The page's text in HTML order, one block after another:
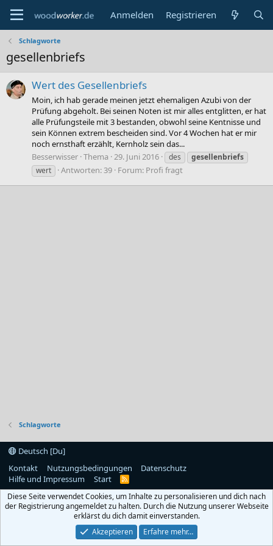
Anmelden Registrieren
Schlagworte
gesellenbriefs
Wert des Gesellenbriefs
Moin, ich hab gerade meinen jetzt ehemaligen Azubi von der
Prüfung abgeholt. Bei seinen Noten ist mir alles entglitten, er hat
alle Prüfungsteile mit 3 bestanden, obwohl seine Kentnisse und
sein Können extrem bescheiden sind. Vor 4 Wochen hat er mir
noch ernsthaft erzählt, Kernholz sein das...
Besserwisser Thema 29. Juni 2016 des
gesellenbriefs
wert
Antworten: 39 Forum: Profi fragt
Schlagworte
Deutsch [Du]
Kontakt
Nutzungsbedingungen
Datenschutz
Hilfe und Impressum
Start
R
S
Diese Seite verwendet Cookies, um Inhalte zu personalisieren und dich nach
der Registrierung angemeldet zu halten. Durch die Nutzung unserer Webseite
erklärst du dich damit einverstanden.
Akzeptieren
Erfahre mehr…